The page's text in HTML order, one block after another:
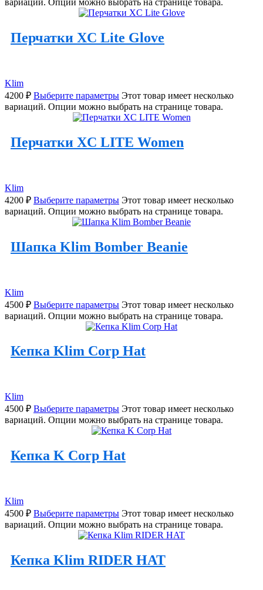
вариаций. Опции можно выбрать на странице товара.
Перчатки XC Lite Glove
Klim
4200 ₽ Выберите параметры Этот товар имеет несколько
вариаций. Опции можно выбрать на странице товара.
Перчатки XC LITE Women
Klim
4200 ₽ Выберите параметры Этот товар имеет несколько
вариаций. Опции можно выбрать на странице товара.
Шапка Klim Bomber Beanie
Klim
4500 ₽ Выберите параметры Этот товар имеет несколько
вариаций. Опции можно выбрать на странице товара.
Кепка Klim Corp Hat
Klim
4500 ₽ Выберите параметры Этот товар имеет несколько
вариаций. Опции можно выбрать на странице товара.
Кепка K Corp Hat
Klim
4500 ₽ Выберите параметры Этот товар имеет несколько
вариаций. Опции можно выбрать на странице товара.
Кепка Klim RIDER HAT